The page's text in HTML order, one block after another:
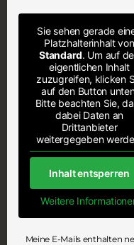
Sie sehen gerade
Platzhalterinhalt von
Standard. Um auf
eigentlichen Inhalt
zuzugreifen, klicken
auf den Button
Bitte beachten Sie,
dabei Daten an
Drittanbieter
weitergegeben
Inhalt entsperren
Weitere
Meine E-Mails enthalten